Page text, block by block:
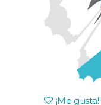
¡Me gusta!!